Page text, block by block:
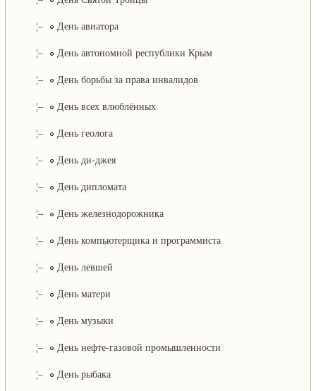
¦– День авиатора
¦– День автономной республики Крым
¦– День борьбы за права инвалидов
¦– День всех влюблённых
¦– День геолога
¦– День ди-джея
¦– День дипломата
¦– День железнодорожника
¦– День компьютерщика и программиста
¦– День левшей
¦– День матери
¦– День музыки
¦– День нефте-газовой промышленности
¦– День рыбака